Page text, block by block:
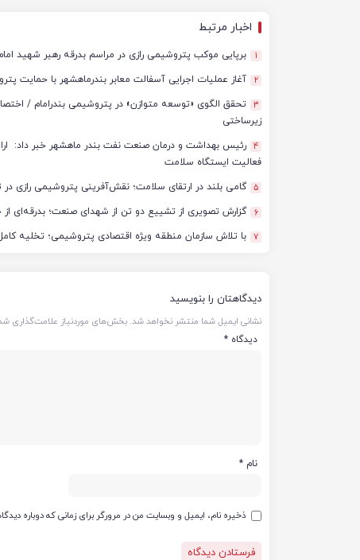
اخبار مرتبط
1 برپایی موکب پتروشیمی رازی در مراسم بدرقه رهبر شهید
2 آغاز عملیات اجرایی آسفالت معابر بندرماهشهر با حمایت
3
زیرساختی
4
فعالیت ایستگاه سلامت
5 گامی بلند در ارتقای سلامت؛ نقش‌آفرینی پتروشیمی رازی
6 گزارش تصویری از تشییع دو تن از شهدای صنعت؛ بدرقه‌ای
7 با تلاش سازمان منطقه ویژه اقتصادی پتروشیمی؛ تخلیه کامل
دیدگاهتان را بنویسید
نشانی ایمیل شما منتشر نخواهد شد. بخش‌های موردنیاز علامت‌گذاری
دیدگاه *
نام *
ذخیره نام، ایمیل و وبسایت من در مرورگر برای زمانی که دوباره